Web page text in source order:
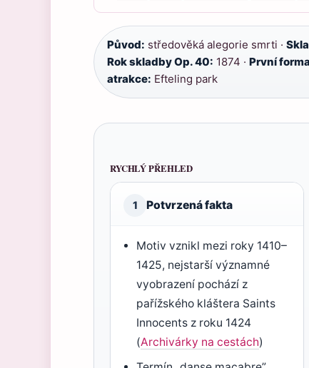
Původ: středověká alegorie smrti ·
Rok skladby Op. 40: 1874 · První
atrakce: Efteling park
RYCHLÝ PŘEHLED
1 Potvrzená fakta
Motiv vznikl mezi roky 1410–
1425, nejstarší významné
vyobrazení pochází z
pařížského kláštera Saints
Innocents z roku 1424
(Archivárky na cestách)